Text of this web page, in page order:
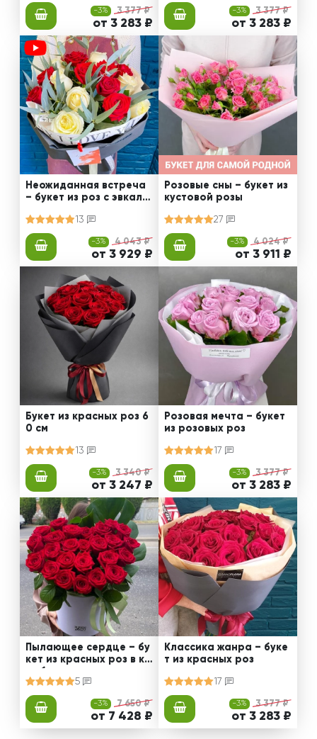
-3% 3 377 ₽
от 3 283 ₽
-3% 3 377 ₽
от 3 283 ₽
Неожиданная встреча
– букет из роз с эвкали
13
-3% 4 043 ₽
от 3 929 ₽
Розовые сны – букет из
кустовой розы
27
-3% 4 024 ₽
от 3 911 ₽
Букет из красных роз 6
0 см
13
-3% 3 340 ₽
от 3 247 ₽
Розовая мечта – букет
из розовых роз
17
-3% 3 377 ₽
от 3 283 ₽
Пылающее сердце – бу
кет из красных роз в ко
робке
5
-3% 7 650 ₽
от 7 428 ₽
Классика жанра – буке
т из красных роз
17
-3% 3 377 ₽
от 3 283 ₽